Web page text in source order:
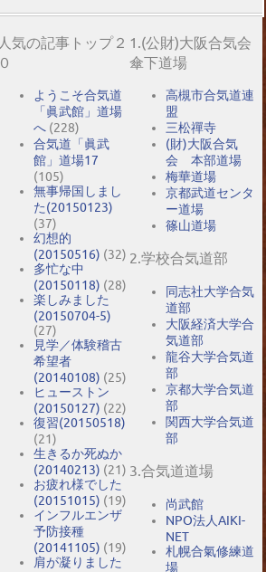
人気の記事トップ２
０
ようこそ合気道
「眞武館」道場
へ (228)
合気道「眞武
館」道場17
(105)
無事帰国しまし
た(20150123)
(37)
幻想的
(20150516) (32)
多忙な中
(20150118) (28)
楽しみました
(20150704-5)
(27)
見学／体験稽古
希望者
(20140108) (25)
ヒューストン
(20150127) (22)
復習(20150518)
(21)
生きるか死ぬか
(20140213) (21)
お疲れ様でした
(20151015) (19)
インフルエンザ
予防接種
(20141105) (19)
肩が凝りました
1.(公財)大阪合気会
傘下道場
高槻市合気道連
盟
三松禪寺
(財)大阪合気
会 本部道場
梅華道場
京都武道センタ
ー道場
篠山道場
2.学校合気道部
同志社大学合気
道部
大阪経済大学合
気道部
龍谷大学合気道
部
京都大学合気道
部
関西大学合気道
部
3.合気道道場
尚武館
NPO法人AIKI-
NET
札幌合氣修練道
場